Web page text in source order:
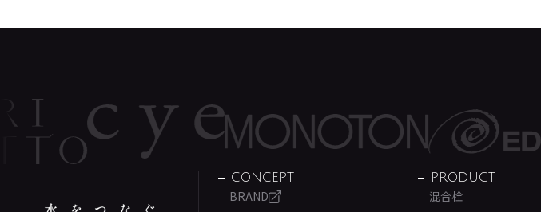
CONCEPT
BRAND
PRODUCT
混合栓